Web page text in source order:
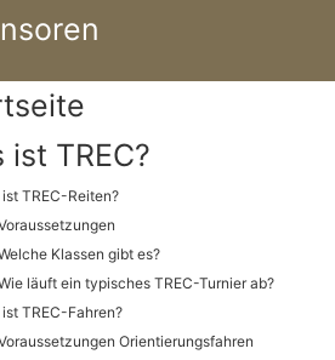
ist TREC?
ist TREC-Reiten?
Klassen gibt es?
läuft ein typisches TREC-Turnier ab?
ist TREC-Fahren?
Orientierungsfahren